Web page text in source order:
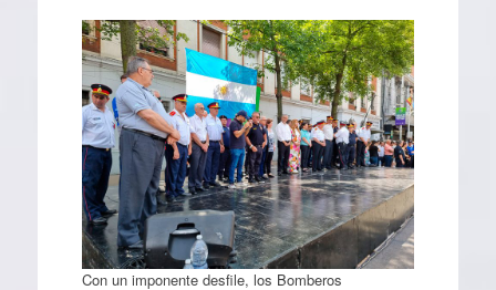
Con un imponente desfile, los Bomberos